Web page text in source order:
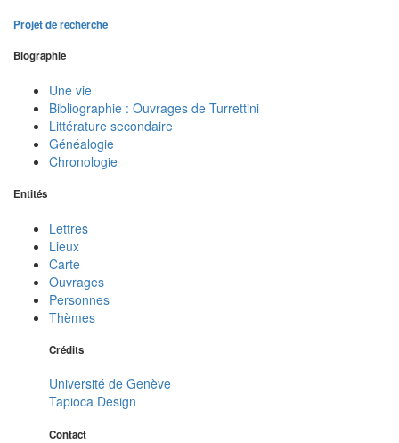
Projet de recherche
Biographie
Une vie
Bibliographie : Ouvrages de Turrettini
Littérature secondaire
Généalogie
Chronologie
Entités
Lettres
Lieux
Carte
Ouvrages
Personnes
Thèmes
Crédits
Université de Genève
Tapioca Design
Contact